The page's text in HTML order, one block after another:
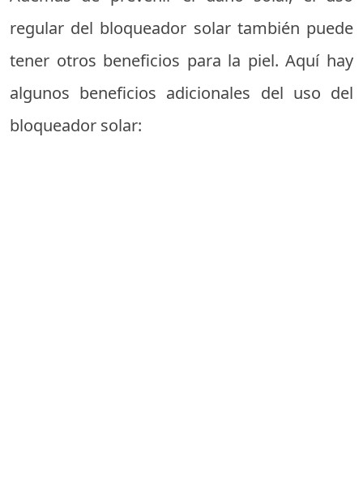
regular del bloqueador solar también puede
tener otros beneficios para la piel. Aquí hay
algunos beneficios adicionales del uso del
bloqueador solar: